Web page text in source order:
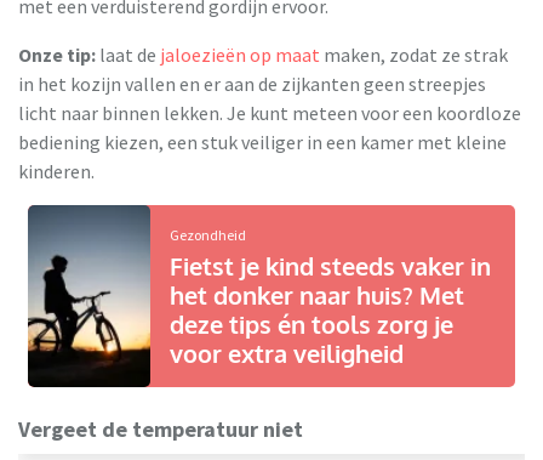
met een verduisterend gordijn ervoor.
Onze tip: laat de jaloezieën op maat maken, zodat ze strak
in het kozijn vallen en er aan de zijkanten geen streepjes
licht naar binnen lekken. Je kunt meteen voor een koordloze
bediening kiezen, een stuk veiliger in een kamer met kleine
kinderen.
Gezondheid
Fietst je kind steeds vaker in
het donker naar huis? Met
deze tips én tools zorg je
voor extra veiligheid
Vergeet de temperatuur niet